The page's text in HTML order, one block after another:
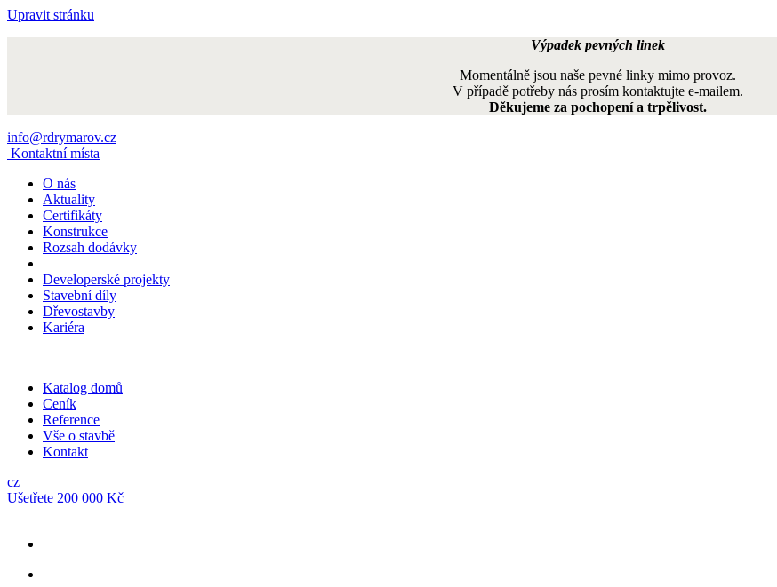
Upravit stránku
Výpadek pevných linek
Momentálně jsou naše pevné linky mimo provoz.
V případě potřeby nás prosím kontaktujte e-mailem.
Děkujeme za pochopení a trpělivost.
info@rdrymarov.cz
Kontaktní místa
O nás
Aktuality
Certifikáty
Konstrukce
Rozsah dodávky
Developerské projekty
Stavební díly
Dřevostavby
Kariéra
Katalog domů
Ceník
Reference
Vše o stavbě
Kontakt
cz
Ušetřete 200 000 Kč